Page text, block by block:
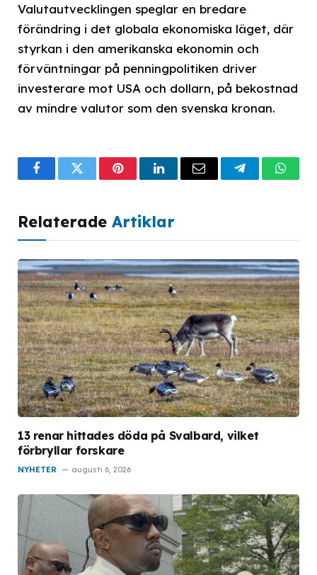
Valutautvecklingen speglar en bredare
förändring i det globala ekonomiska läget, där
styrkan i den amerikanska ekonomin och
förväntningar på penningpolitiken driver
investerare mot USA och dollarn, på bekostnad
av mindre valutor som den svenska kronan.
FacebookTwitterPinterestLinkedInEmail Telegram
Relaterade Artiklar
13 renar hittades döda på Svalbard, vilket
förbryllar forskare
NYHETER augusti 6, 2026